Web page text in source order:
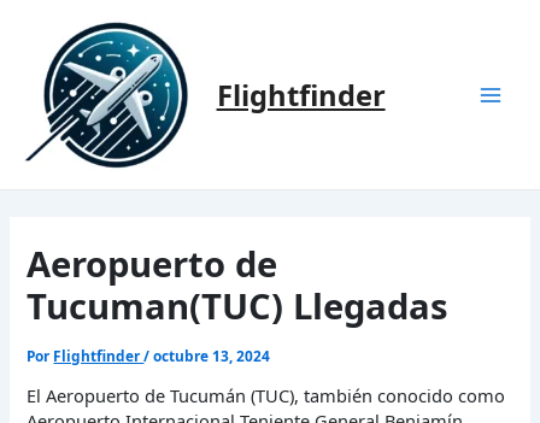
contenido
Flightfinder
Aeropuerto de
Tucuman(TUC) Llegadas
Por Flightfinder/octubre 13, 2024
El Aeropuerto de Tucumán (TUC), también conocido como